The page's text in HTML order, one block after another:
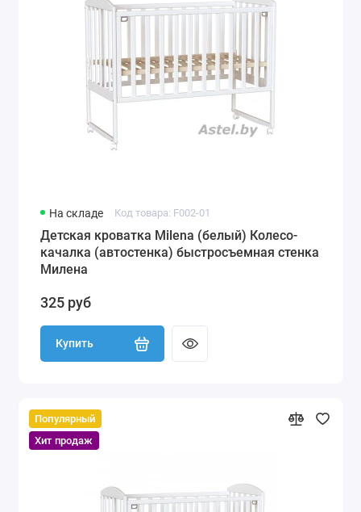
На складе Код товара: F002-01
Детская кроватка Milena (белый) Колесо-
качалка (автостенка) быстросъемная стенка
Милена
325 руб
Купить
Популярный
Хит продаж